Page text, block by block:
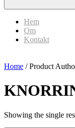
Hem
Om
Kontakt
Home / Product
Showing the single